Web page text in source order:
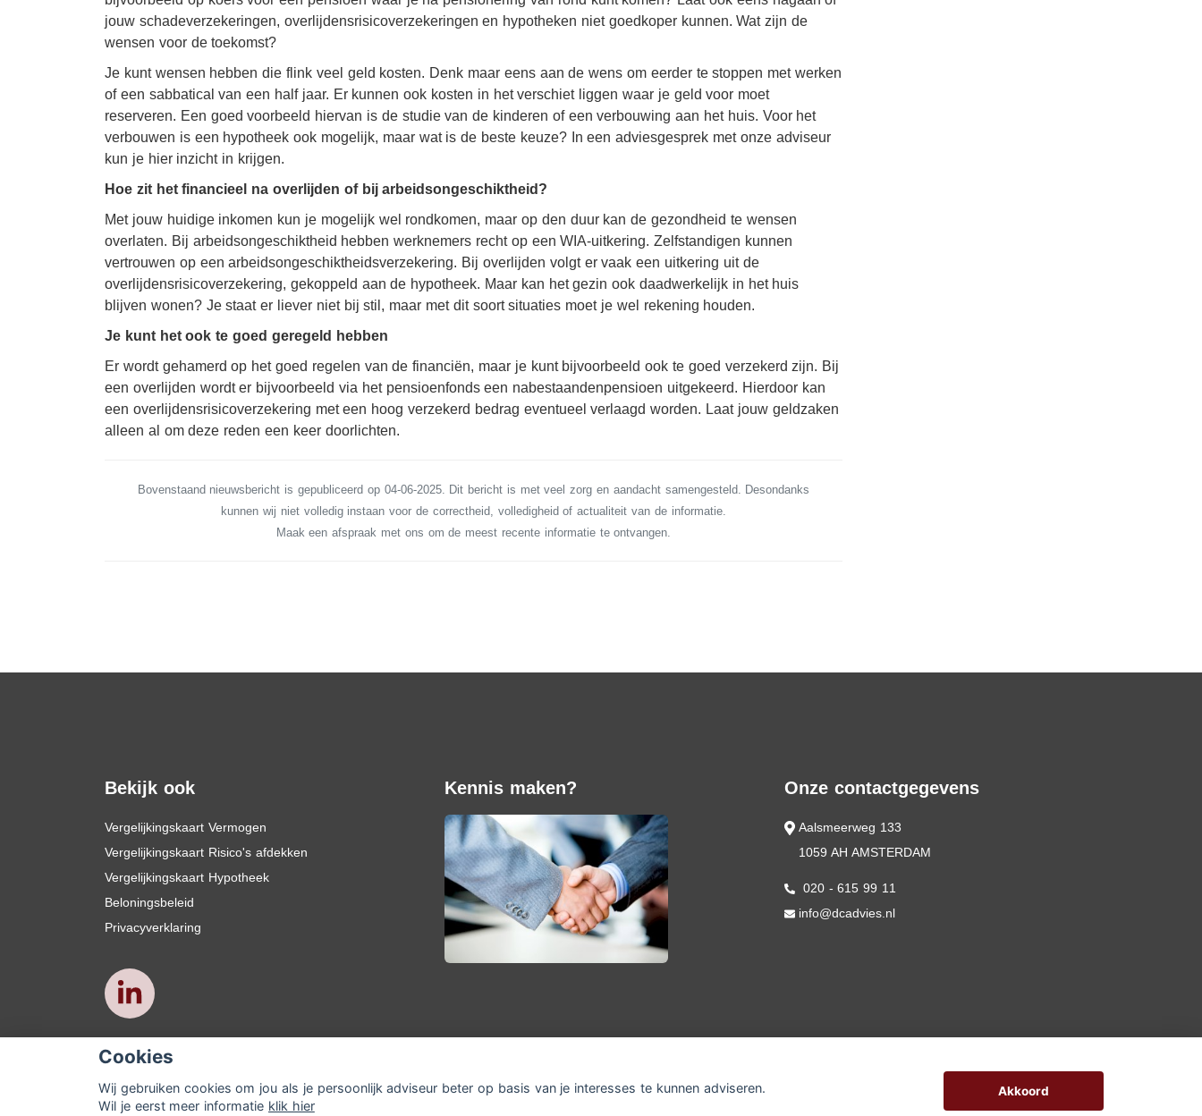
Cookies
Wij gebruiken cookies om jou als je persoonlijk adviseur beter op basis van je interesses te kunnen adviseren.
Wil je eerst meer informatie klik hier
Akkoord
jouw schadeverzekeringen, overlijdensrisicoverzekeringen en hypotheken niet goedkoper kunnen. Wat zijn de
wensen voor de toekomst?
Je kunt wensen hebben die flink veel geld kosten. Denk maar eens aan de wens om eerder te stoppen met werken
of een sabbatical van een half jaar. Er kunnen ook kosten in het verschiet liggen waar je geld voor moet
reserveren. Een goed voorbeeld hiervan is de studie van de kinderen of een verbouwing aan het huis. Voor het
verbouwen is een hypotheek ook mogelijk, maar wat is de beste keuze? In een adviesgesprek met onze adviseur
kun je hier inzicht in krijgen.
Hoe zit het financieel na overlijden of bij arbeidsongeschiktheid?
Met jouw huidige inkomen kun je mogelijk wel rondkomen, maar op den duur kan de gezondheid te wensen
overlaten. Bij arbeidsongeschiktheid hebben werknemers recht op een WIA-uitkering. Zelfstandigen kunnen
vertrouwen op een arbeidsongeschiktheidsverzekering. Bij overlijden volgt er vaak een uitkering uit de
overlijdensrisicoverzekering, gekoppeld aan de hypotheek. Maar kan het gezin ook daadwerkelijk in het huis
blijven wonen? Je staat er liever niet bij stil, maar met dit soort situaties moet je wel rekening houden.
Je kunt het ook te goed geregeld hebben
Er wordt gehamerd op het goed regelen van de financiën, maar je kunt bijvoorbeeld ook te goed verzekerd zijn. Bij
een overlijden wordt er bijvoorbeeld via het pensioenfonds een nabestaandenpensioen uitgekeerd. Hierdoor kan
een overlijdensrisicoverzekering met een hoog verzekerd bedrag eventueel verlaagd worden. Laat jouw geldzaken
alleen al om deze reden een keer doorlichten.
Bovenstaand nieuwsbericht is gepubliceerd op 04-06-2025. Dit bericht is met veel zorg en aandacht samengesteld. Desondanks
kunnen wij niet volledig instaan voor de correctheid, volledigheid of actualiteit van de informatie.
Maak een afspraak met ons om de meest recente informatie te ontvangen.
Bekijk ook
Vergelijkingskaart Vermogen
Vergelijkingskaart Risico's afdekken
Vergelijkingskaart Hypotheek
Beloningsbeleid
Privacyverklaring
Kennis maken? Onze contactgegevens
Aalsmeerweg 133
1059 AH AMSTERDAM
020 - 615 99 11
info@dcadvies.nl